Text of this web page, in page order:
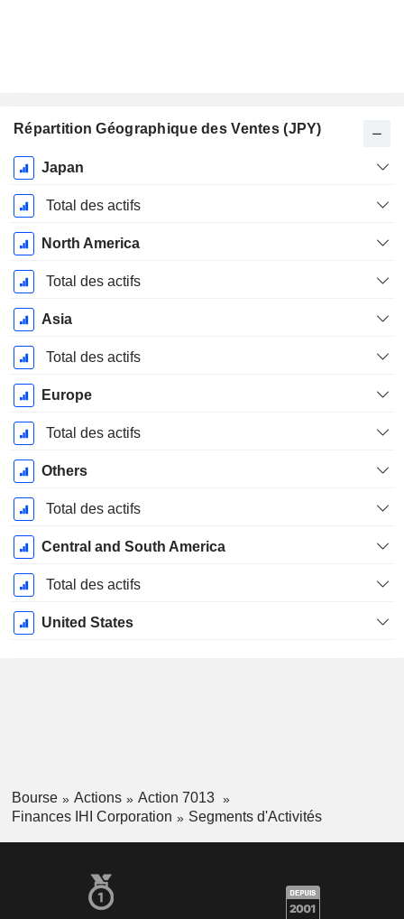
Répartition Géographique des Ventes (JPY)
Période
Fiscale:
Mars
Japan
Total des actifs
North America
Total des actifs
Asia
Total des actifs
Europe
Total des actifs
Others
Total des actifs
Central and South America
Total des actifs
United States
Bourse Actions
Action 7013
Finances IHI Corporation
Segments d'Activités